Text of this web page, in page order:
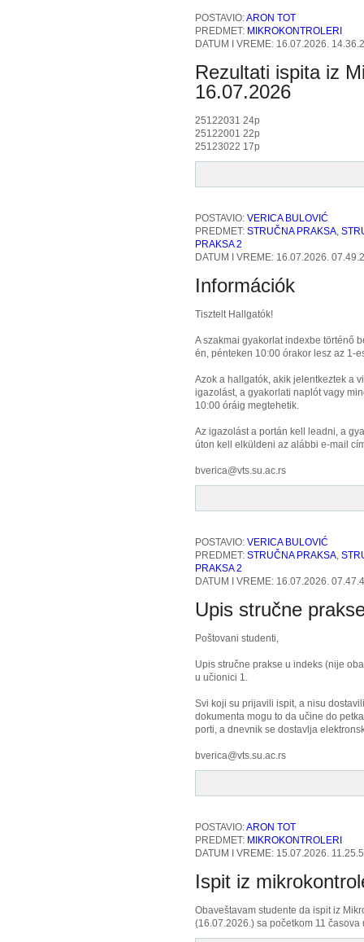
POSTAVIO:ARON TOT
PREDMET: MIKROKONTROLERI
DATUM I VREME: 16.07.2026.
Rezultati ispita iz
16.07.2026
25122031 24p
25122001 22p
25123022 17p
POSTAVIO: VERICA BULOVIĆ
PREDMET: STRUČNA PRAKSA,
PRAKSA 2
DATUM I VREME: 16.07.2026.
Információk
Tisztelt Hallgatók!
A szakmai gyakorlat indexbe történő
én, pénteken 10:00 órakor lesz az 1-
Azok a hallgatók, akik jelentkeztek a
igazolást, a gyakorlati naplót vagy
10:00 óráig megtehetik.
Az igazolást a portán kell leadni, a
úton kell elküldeni az alábbi e-mail
bverica@vts.su.ac.rs
POSTAVIO: VERICA BULOVIĆ
PREDMET: STRUČNA PRAKSA,
PRAKSA 2
DATUM I VREME: 16.07.2026.
Upis stručne
Poštovani studenti,
Upis stručne prakse u indeks (nije
u učionici 1.
Svi koji su prijavili ispit, a nisu
dokumenta mogu to da učine do
porti, a dnevnik se dostavlja
bverica@vts.su.ac.rs
POSTAVIO:ARON TOT
PREDMET: MIKROKONTROLERI
DATUM I VREME: 15.07.2026.
Ispit iz
Obaveštavam studente da ispit iz
(16.07.2026.) sa početkom 11 časova